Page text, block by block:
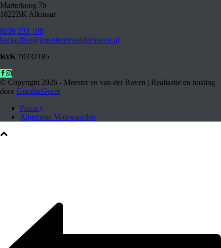
Marterkoog 7b
1822BK Alkmaar
0226 233 100
backoffice@meesterenvanderboven.nl
KvK 70332185
© Copyright 2026 - Meester en van der Boven | Realisatie en hosting
door GraphicGenie
Privacy
Algemene Voorwaarden